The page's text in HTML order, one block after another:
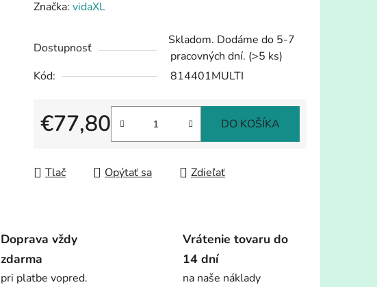
hodnotenie
je
z
hviezdičiek.
Značka: vidaXL
Dostupnosť
Skladom. Dodáme do 5-7
pracovných dní. (>5 ks)
Kód:
814401MULTI
€77,80
Jednotková cena:
DO KOŠÍKA
Tlač Opýtať sa Zdieľať
Doprava vždy
zdarma
pri platbe vopred.
Vrátenie tovaru do
14 dní
na naše náklady